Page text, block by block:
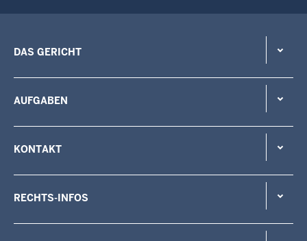
DAS GERICHT
AUFGABEN
KONTAKT
RECHTS-INFOS